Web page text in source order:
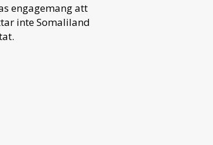
engagemang att
inte Somaliland